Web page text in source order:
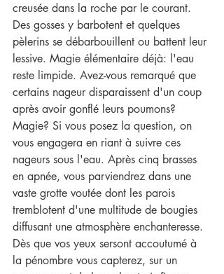
creusée dans la roche par le courant.
Des gosses y barbotent et quelques
pèlerins se débarbouillent ou battent leur
lessive. Magie élémentaire déjà: l'eau
reste limpide. Avez-vous remarqué que
certains nageur disparaissent d'un coup
après avoir gonflé leurs poumons?
Magie? Si vous posez la question, on
vous engagera en riant à suivre ces
nageurs sous l'eau. Après cinq brasses
en apnée, vous parviendrez dans une
vaste grotte voutée dont les parois
tremblotent d'une multitude de bougies
diffusant une atmosphère enchanteresse.
Dès que vos yeux sersont accoutumé à
la pénombre vous capterez, sur un